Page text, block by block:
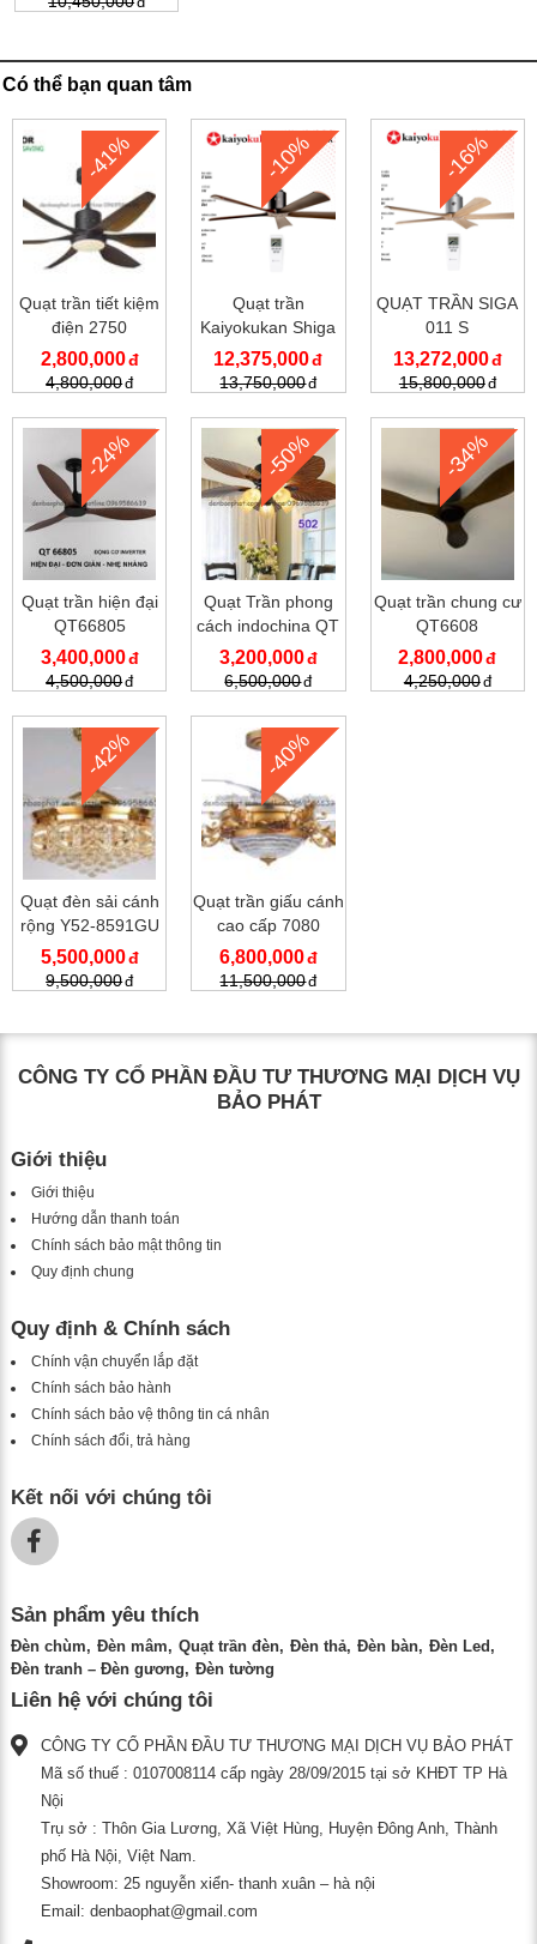
Có thể bạn quan tâm
-41%
Quạt trần tiết kiệm
điện 2750
2,800,000
4,800,000
-10%
Quạt trần
Kaiyokukan Shiga
011 BK
12,375,000
13,750,000
-16%
QUẠT TRẦN SIGA
011 S
13,272,000
15,800,000
-24%
Quạt trần hiện đại
QT66805
3,400,000
4,500,000
-50%
Quạt Trần phong
cách indochina QT
502A
3,200,000
6,500,000
-34%
Quạt trần chung cư
QT6608
2,800,000
4,250,000
-42%
Quạt đèn sải cánh
rộng Y52-8591GU
5,500,000
9,500,000
-40%
Quạt trần giấu cánh
cao cấp 7080
6,800,000
11,500,000
CÔNG TY CỔ PHẦN ĐẦU TƯ THƯƠNG MẠI DỊCH VỤ
BẢO PHÁT
Giới thiệu
Giới thiệu
Hướng dẫn thanh toán
Chính sách bảo mật thông tin
Quy định chung
Quy định & Chính sách
Chính vận chuyển lắp đặt
Chính sách bảo hành
Chính sách bảo vệ thông tin cá nhân
Chính sách đổi, trả hàng
Kết nối với chúng tôi
Sản phẩm yêu thích
Đèn chùm Đèn mâm Quạt trần đèn Đèn thả Đèn bàn
Đèn Led
Đèn tranh – Đèn gương
Đèn tường
Liên hệ với chúng tôi
CÔNG TY CỔ PHẦN ĐẦU TƯ THƯƠNG MẠI DỊCH VỤ BẢO PHÁT
Mã số thuế : 0107008114 cấp ngày 28/09/2015 tại sở KHĐT TP Hà
Nội
Trụ sở : Thôn Gia Lương, Xã Việt Hùng, Huyện Đông Anh, Thành
phố Hà Nội, Việt Nam.
Showroom: 25 nguyễn xiển- thanh xuân – hà nội
Email: denbaophat@gmail.com